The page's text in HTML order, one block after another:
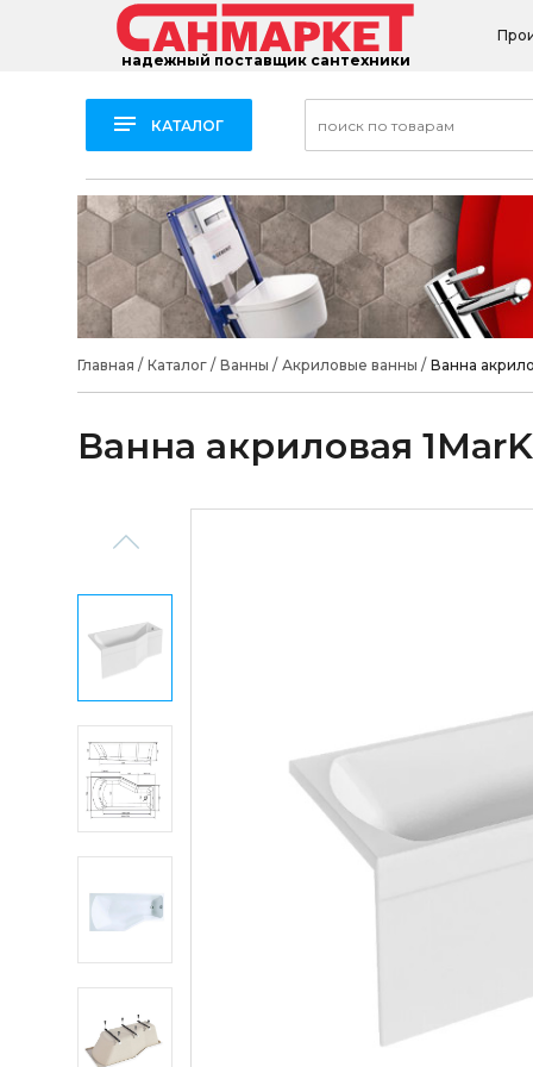
надежный поставщик сантехники
КАТАЛОГ
Главная / Каталог/ Ванны / Акриловые ванны / Ванна
Ванна акриловая
Previous